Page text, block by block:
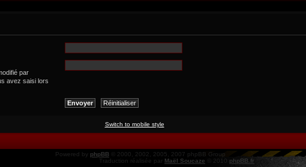
par
avez saisi lors
Switch to mobile style
Powered by phpBB © 2000, 2002, 2005, 2007 phpBB Group
Traduction réalisée par Maël Soucaze © 2010 phpBB.fr